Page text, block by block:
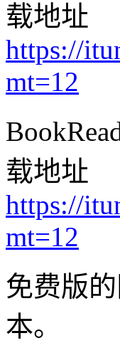
载地址
https://
mt=12
载地址
https://
mt=12
免费版
本。